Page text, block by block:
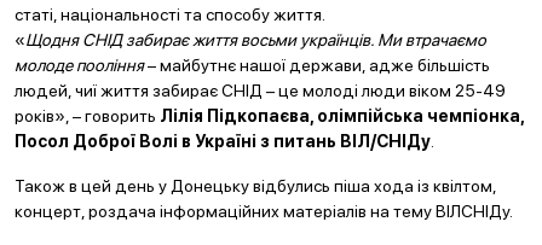
статі, національності та способу життя.
«Щодня СНІД забирає життя восьми українців. Ми втрачаємо
молоде пооління– майбутнє нашої держави, адже більшість
людей, чиї життя забирає СНІД – це молоді люди віком 25-49
років», – говорить Лілія Підкопаєва, олімпійська чемпіонка,
Посол Доброї Волі в Україні з питань ВІЛ/СНІДу
Також в цей день у Донецьку відбулись піша хода із квілтом,
концерт, роздача інформаційних матеріалів на тему ВІЛСНІДу.